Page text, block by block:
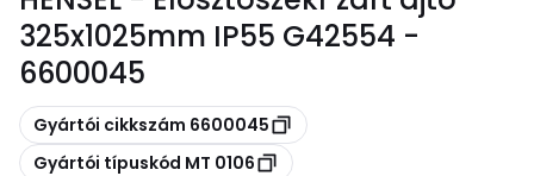
325x1025mm IP55 G42554 -
6600045
Másolás
Gyártói cikkszám 6600045
Másolás
Gyártói típuskód MT 0106